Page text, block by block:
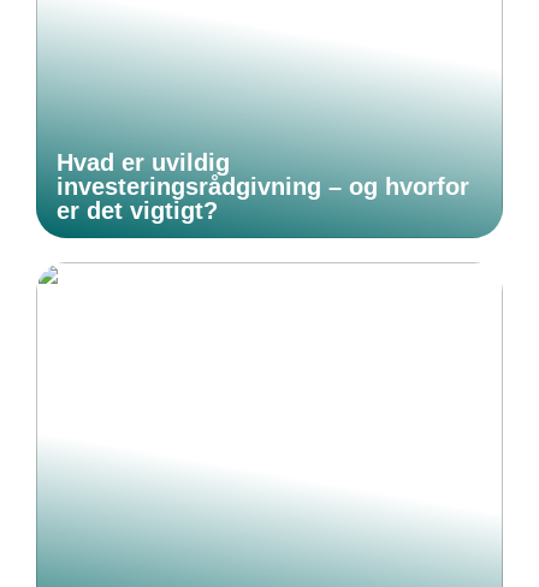
Hvad er uvildig
investeringsrådgivning – og hvorfor
er det vigtigt?